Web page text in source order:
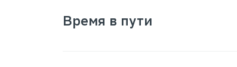
Время в пути